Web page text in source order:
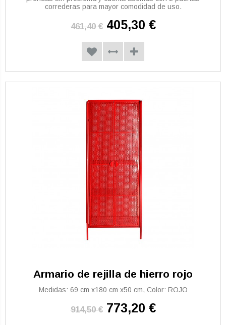
correderas para mayor comodidad de uso.
461,40 € 405,30 €
Armario de rejilla de hierro rojo
Medidas: 69 cm x180 cm x50 cm, Color: ROJO
914,50 € 773,20 €